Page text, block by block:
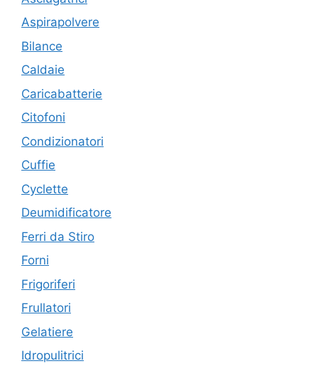
Aspirapolvere
Bilance
Caldaie
Caricabatterie
Citofoni
Condizionatori
Cuffie
Cyclette
Deumidificatore
Ferri da Stiro
Forni
Frigoriferi
Frullatori
Gelatiere
Idropulitrici